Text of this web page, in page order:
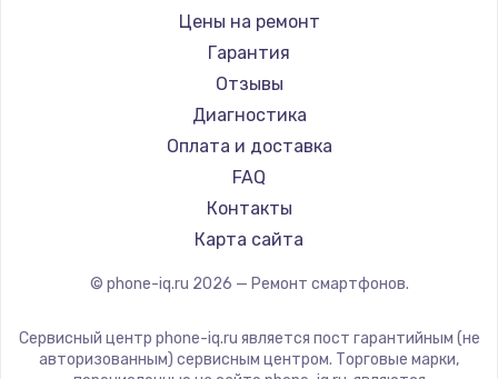
Ремонт смартфонов Land Rover
Ремонт смартфонов Acer
Ремонт смартфонов HP
Ремонт смартфонов Poco
Ремонт смартфонов HTC
Ремонт смартфонов Blackmagic
Ремонт смартфонов Nothing
Ремонт смартфонов iQOO
Highscreen
Irbis
Kyocera
LeEco
OnePlus
teXet
Motorola
Prestigio
Elephone
Цены на ремонт
Гарантия
Отзывы
Диагностика
Оплата и доставка
FAQ
Контакты
Карта сайта
© phone-iq.ru 2026 — Ремонт смартфонов.
Сервисный центр phone-iq.ru является пост гарантийным (не
авторизованным) сервисным центром. Торговые марки,